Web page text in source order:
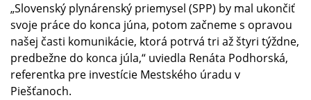
„Slovenský plynárenský priemysel (SPP) by mal ukončiť
svoje práce do konca júna, potom začneme s opravou
našej časti komunikácie, ktorá potrvá tri až štyri týždne,
predbežne do konca júla,“ uviedla Renáta Podhorská,
referentka pre investície Mestského úradu v
Piešťanoch.